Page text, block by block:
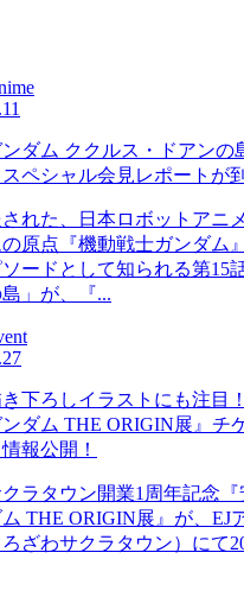
ンダム ククルス・ドアンの
スペシャル会見レポートが
された、日本ロボットアニ
原点『機動戦士ガンダム
ードとして知られる第15
」が、『...
下ろしイラストにも注目
ダム THE ORIGIN展』チ
報公開！
ラタウン開業1周年記念
THE ORIGIN展』が、EJ
ざわサクラタウン）にて